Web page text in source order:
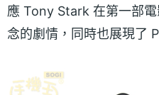
應 Tony Stark 在第一部
念的劇情，同時也展現了